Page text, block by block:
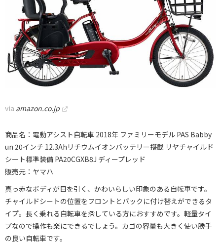
via amazon.co.jp
商品名：電動アシスト自転車 2018年 ファミリーモデル PAS Babby
un 20インチ 12.3Ahリチウムイオンバッテリー搭載 リヤチャイルド
シート標準装備 PA20CGXB8J ディープレッド
販売元：ヤマハ
真っ赤なボディが目を引く、かわいらしい印象のある自転車です。
チャイルドシートの位置をフロントとバックに付け替えができるタ
イプ。長く乗れる自転車を探している方におすすめです。軽量タイ
プなので操作も楽にできるでしょう。カゴの容量も大きく使い勝手
の良い自転車です。